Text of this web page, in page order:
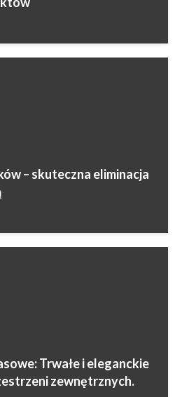
– skuteczna eliminacja
Trwałe i eleganckie
zewnętrznych.